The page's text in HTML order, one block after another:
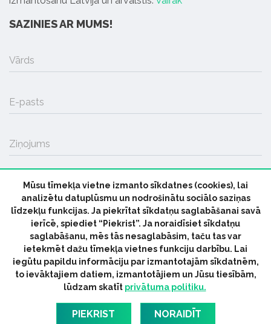
SAZINIES AR MUMS!
Vārds
E-pasts
Ziņojums
SŪTĪT
© 2026 parmuziku.lv, visas tiesības paturētas
ParMuziku.lv Mūzikas Ziņas
Industrijas Ziņas
Industrijas ABC
Mūzika Biznesam
Latvijas oficiālais
dziesmu TOPS
RIGaLIVE
Mūsu tīmekļa vietne izmanto sīkdatnes (cookies), lai
analizētu datuplūsmu un nodrošinātu sociālo saziņas
līdzekļu funkcijas. Ja piekrītat sīkdatņu saglabāšanai savā
ierīcē, spiediet “Piekrist”. Ja noraidīsiet sīkdatņu
saglabāšanu, mēs tās nesaglabāsim, taču tas var
ietekmēt dažu tīmekļa vietnes funkciju darbību. Lai
iegūtu papildu informāciju par izmantotajām sīkdatnēm,
to ievāktajiem datiem, izmantotājiem un Jūsu tiesībām,
lūdzam skatīt privātuma politiku.
PIEKRIST NORAIDĪT